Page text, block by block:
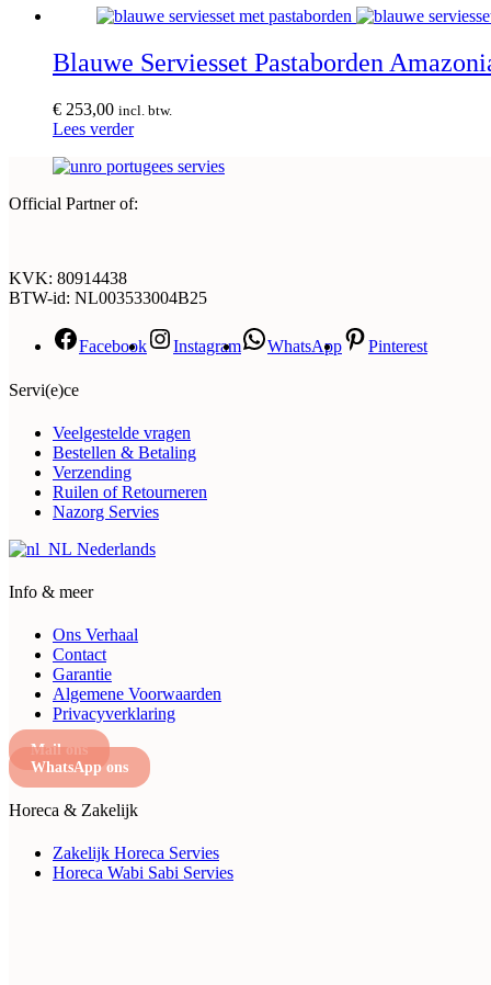
Blauwe Serviesset Pastaborden
€ 253,00 incl. btw.
Lees verder
Official Partner of:
KVK: 80914438
BTW-id: NL003533004B25
Facebook Instagram WhatsApp Pinterest
Servi(e)ce
Veelgestelde vragen
Bestellen & Betaling
Verzending
Ruilen of Retourneren
Nazorg Servies
Nederlands
Info & meer
Ons Verhaal
Contact
Garantie
Algemene Voorwaarden
Privacyverklaring
Mail ons
WhatsApp ons
Horeca & Zakelijk
Zakelijk Horeca Servies
Horeca Wabi Sabi Servies